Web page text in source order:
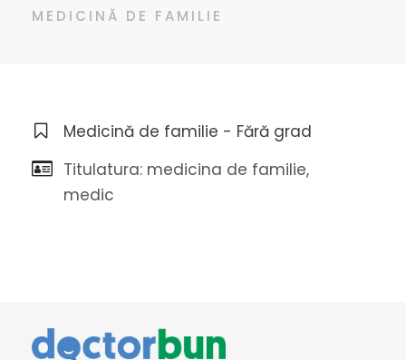
MEDICINĂ DE FAMILIE
Medicină de familie - Fără grad
Titulatura: medicina de familie,
medic